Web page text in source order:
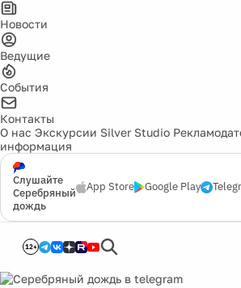
Новости
Ведущие
События
Контакты
О нас Экскурсии Silver Studio
информация
Слушайте
Серебряный
дождь
App Store Google Play
12+